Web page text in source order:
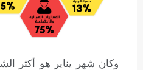
وكان شهر يناير هو أكثر